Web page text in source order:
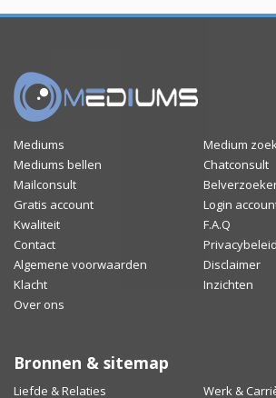
Mediums
Medium
Mediums bellen
Chatconsult
Mailconsult
Gratis account
Login
Kwaliteit
F.A.Q
Contact
Privacybeleid
Algemene voorwaarden
Disclaimer
Klacht
Inzichten
Over ons
Bronnen & sitemap
Liefde & Relaties Werk &